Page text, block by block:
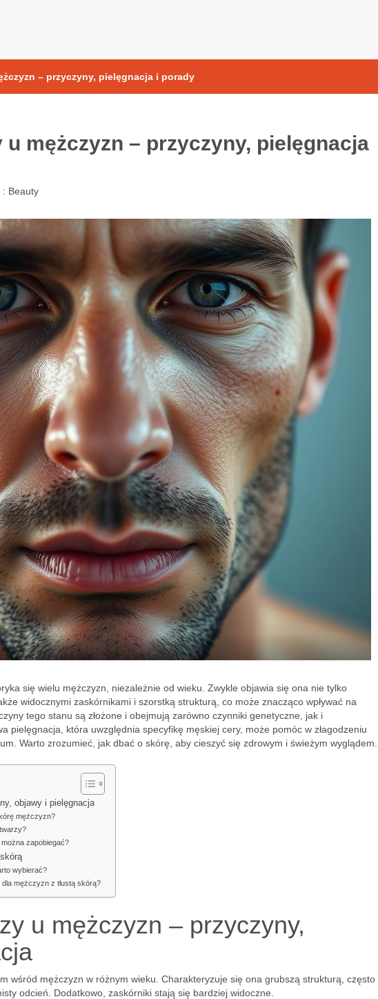
– przyczyny, pielęgnacja i porady
u mężczyzn – przyczyny, pielęgnacja
: Beauty
się wielu mężczyzn, niezależnie od wieku. Zwykle objawia się ona nie tylko
widocznymi zaskórnikami i szorstką strukturą, co może znacząco wpływać na
tego stanu są złożone i obejmują zarówno czynniki genetyczne, jak i
pielęgnacja, która uwzględnia specyfikę męskiej cery, może pomóc w złagodzeniu
Warto zrozumieć, jak dbać o skórę, aby cieszyć się zdrowym i świeżym wyglądem.
objawy i pielęgnacja
mężczyzn?
zapobiegać?
wybierać?
mężczyzn z tłustą skórą?
u mężczyzn – przyczyny,
wśród mężczyzn w różnym wieku. Charakteryzuje się ona grubszą strukturą, często
odcień. Dodatkowo, zaskórniki stają się bardziej widoczne.